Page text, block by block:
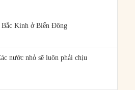
Bắc Kinh ở Biển Đông
nước nhỏ sẽ luôn phải chịu